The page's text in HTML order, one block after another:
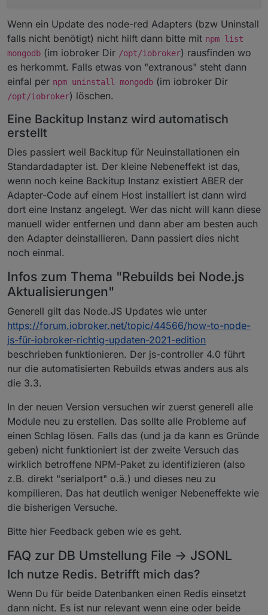
Wenn ein Update des node-red Adapters (bzw Uninstall
falls nicht benötigt) nicht hilft dann bitte mit npm list
mongodb (im iobroker Dir /opt/iobroker) rausfinden wo
es herkommt. Falls etwas von "extranous" steht dann
einfal per npm uninstall mongodb (im iobroker Dir
/opt/iobroker) löschen.
Eine Backitup Instanz wird automatisch
erstellt
Dies passiert weil Backitup für Neuinstallationen ein
Standardadapter ist. Der kleine Nebeneffekt ist das,
wenn noch keine Backitup Instanz existiert ABER der
Adapter-Code auf einem Host installiert ist dann wird
dort eine Instanz angelegt. Wer das nicht will kann diese
manuell wider entfernen und dann aber am besten auch
den Adapter deinstallieren. Dann passiert dies nicht
noch einmal.
Infos zum Thema "Rebuilds bei Node.js
Aktualisierungen"
Generell gilt das Node.JS Updates wie unter
https://forum.iobroker.net/topic/44566/how-to-node-
js-für-iobroker-richtig-updaten-2021-edition
beschrieben funktionieren. Der js-controller 4.0 führt
nur die automatisierten Rebuilds etwas anders aus als
die 3.3.
In der neuen Version versuchen wir zuerst generell alle
Module neu zu erstellen. Das sollte alle Probleme auf
einen Schlag lösen. Falls das (und ja da kann es Gründe
geben) nicht funktioniert ist der zweite Versuch das
wirklich betroffene NPM-Paket zu identifizieren (also
z.B. direkt "serialport" o.ä.) und dieses neu zu
kompilieren. Das hat deutlich weniger Nebeneffekte wie
die bisherigen Versuche.
Bitte hier Feedback geben wie es geht.
FAQ zur DB Umstellung File -> JSONL
Ich nutze Redis. Betrifft mich das?
Wenn Du für beide Datenbanken einen Redis einsetzt
dann nicht. Es ist nur relevant wenn eine oder beide